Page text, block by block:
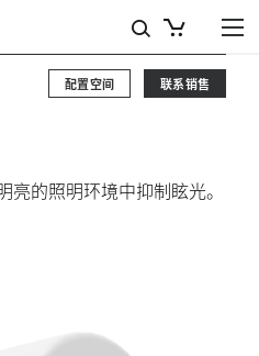
联系销售
配置空间
亮的照明环境中抑制眩光。